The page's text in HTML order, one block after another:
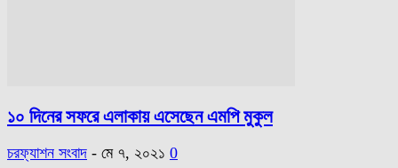
১০ দিনের সফরে এলাকায় এসেছেন এমপি মুকুল
চরফ্যাশন সংবাদ - মে ৭, ২০২১ 0